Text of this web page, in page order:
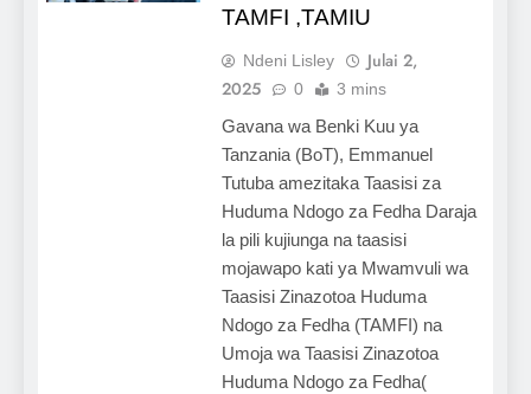
TAMFI ,TAMIU
Ndeni Lisley
Julai 2,
2025
0 3 mins
Gavana wa Benki Kuu ya
Tanzania (BoT), Emmanuel
Tutuba amezitaka Taasisi za
Huduma Ndogo za Fedha Daraja
la pili kujiunga na taasisi
mojawapo kati ya Mwamvuli wa
Taasisi Zinazotoa Huduma
Ndogo za Fedha (TAMFI) na
Umoja wa Taasisi Zinazotoa
Huduma Ndogo za Fedha(